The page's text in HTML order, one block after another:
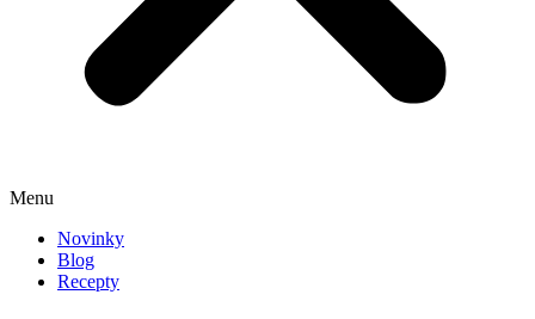
Menu
Novinky
Blog
Recepty